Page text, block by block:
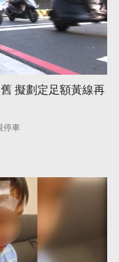
擬劃定足額黃線再
停車